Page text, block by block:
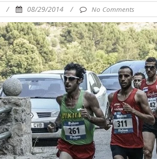
/ 08/29/2014 / No Comments